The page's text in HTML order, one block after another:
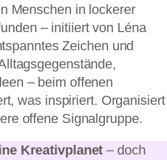
Menschen in lockerer
– initiiert von Léna
Zeichen und
– beim offenen
was inspiriert. Organisiert
offene Signalgruppe.
Kreativplanet – doch